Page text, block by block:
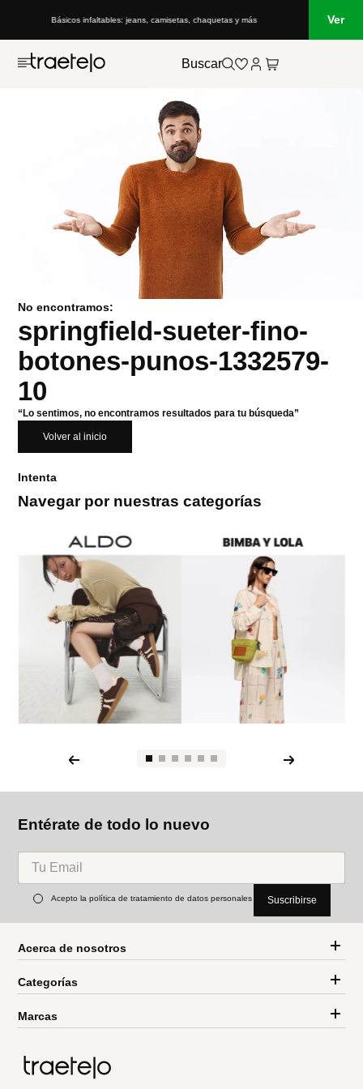
Básicos infaltables: jeans, camisetas, chaquetas y más Ver
Buscar
No encontramos:
springfield-sueter-fino-
botones-punos-1332579-
10
“Lo sentimos, no encontramos resultados para tu búsqueda”
Volver al inicio
Intenta
Navegar por nuestras categorías
Entérate de todo lo nuevo
Acepto la política de tratamiento de datos personales Suscribirse
Acerca de nosotros
Categorías
Marcas